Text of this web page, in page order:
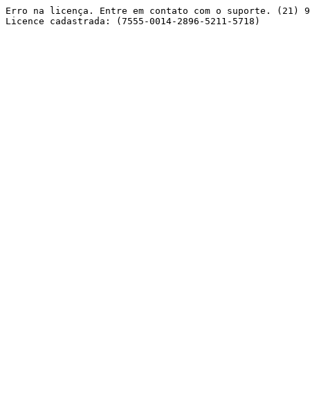
Erro na licença. Entre em contato com o suporte. (21)
Licence cadastrada: (7555-0014-2896-5211-5718)